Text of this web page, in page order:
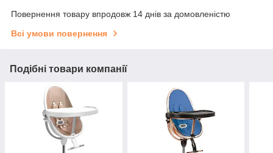
Повернення товару впродовж 14 днів за домовленістю
Всі умови повернення
Подібні товари компанії